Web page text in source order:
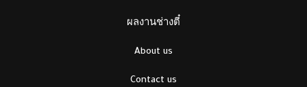
ผลงานช่างตี๋
About us
Contact us